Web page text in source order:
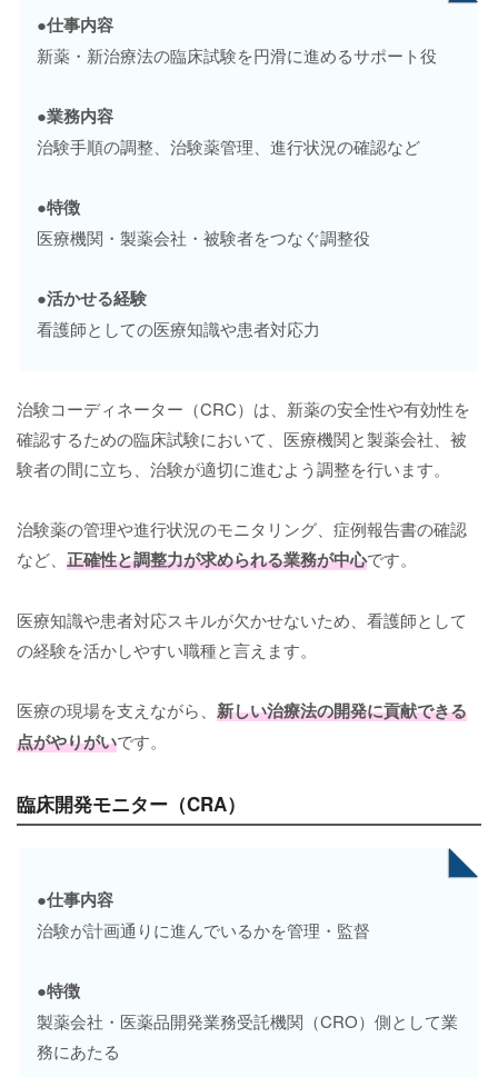
●仕事内容
新薬・新治療法の臨床試験を円滑に進めるサポート役
●業務内容
治験手順の調整、治験薬管理、進行状況の確認など
●特徴
医療機関・製薬会社・被験者をつなぐ調整役
●活かせる経験
看護師としての医療知識や患者対応力
治験コーディネーター（CRC）は、新薬の安全性や有効性を
確認するための臨床試験において、医療機関と製薬会社、被
験者の間に立ち、治験が適切に進むよう調整を行います。
治験薬の管理や進行状況のモニタリング、症例報告書の確認
など、 正確性と調整力が求められる業務が中心です。
医療知識や患者対応スキルが欠かせないため、看護師として
の経験を活かしやすい職種と言えます。
医療の現場を支えながら、 新しい治療法の開発に貢献できる
点がやりがいです。
臨床開発モニター（CRA）
●仕事内容
治験が計画通りに進んでいるかを管理・監督
●特徴
製薬会社・医薬品開発業務受託機関（CRO）側として業
務にあたる